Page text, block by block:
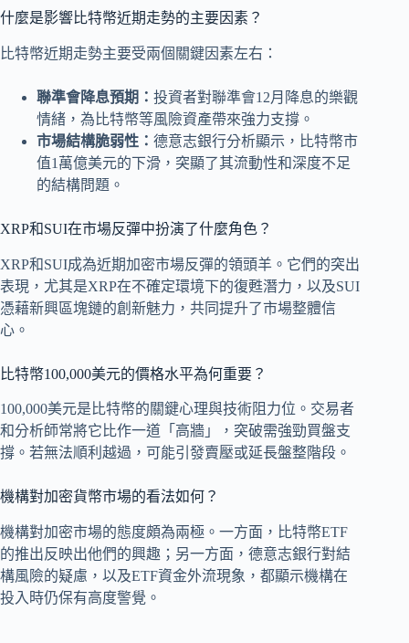
什麼是影響比特幣近期走勢的主要因素？
比特幣近期走勢主要受兩個關鍵因素左右：
聯準會降息預期： 投資者對聯準會12月降息的樂觀
情緒，為比特幣等風險資產帶來強力支撐。
市場結構脆弱性： 德意志銀行分析顯示，比特幣市
值1萬億美元的下滑，突顯了其流動性和深度不足
的結構問題。
XRP和SUI在市場反彈中扮演了什麼角色？
XRP和SUI成為近期加密市場反彈的領頭羊。它們的突出
表現，尤其是XRP在不確定環境下的復甦潛力，以及SUI
憑藉新興區塊鏈的創新魅力，共同提升了市場整體信
心。
比特幣100,000美元的價格水平為何重要？
100,000美元是比特幣的關鍵心理與技術阻力位。交易者
和分析師常將它比作一道「高牆」，突破需強勁買盤支
撐。若無法順利越過，可能引發賣壓或延長盤整階段。
機構對加密貨幣市場的看法如何？
機構對加密市場的態度頗為兩極。一方面，比特幣ETF
的推出反映出他們的興趣；另一方面，德意志銀行對結
構風險的疑慮，以及ETF資金外流現象，都顯示機構在
投入時仍保有高度警覺。